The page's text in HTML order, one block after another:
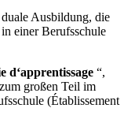
duale Ausbildung, die
einer Berufsschule
d‘apprentissage “,
großen Teil im
(Établissement